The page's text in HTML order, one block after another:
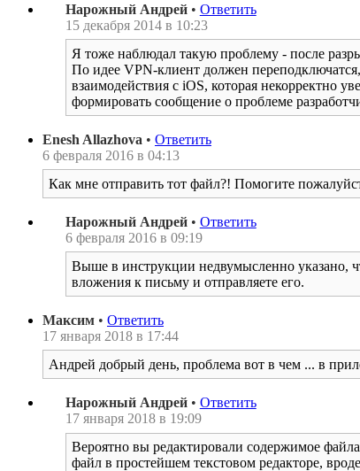
Нарожный Андрей • Ответить
15 декабря 2014 в 10:23
Я тоже наблюдал такую проблему - после
По идее VPN-клиент должен
взаимодействия с iOS, которая некорректно
формировать сообщение о проблеме
Enesh Allazhova • Ответить
6 февраля 2016 в 04:13
Как мне отправить тот файл?! Помогите
Нарожный Андрей • Ответить
6 февраля 2016 в 09:19
Выше в инструкции недвумысленно указано,
вложения к письму и отправляете его.
Максим • Ответить
17 января 2018 в 17:44
Андрей добрый день, проблема вот в чем ... в
Нарожный Андрей • Ответить
17 января 2018 в 19:09
Вероятно вы редактировали содержимое
файл в простейшем текстовом редакторе,